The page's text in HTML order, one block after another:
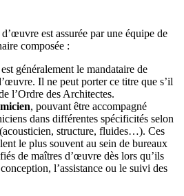
est assurée par une équipe de
composée :
généralement le mandataire de
Il ne peut porter ce titre que s’il
l’Ordre des Architectes.
, pouvant être accompagné
dans différentes spécificités selon
structure, fluides…). Ces
le plus souvent au sein de bureaux
de maîtres d’œuvre dès lors qu’ils
l’assistance ou le suivi des